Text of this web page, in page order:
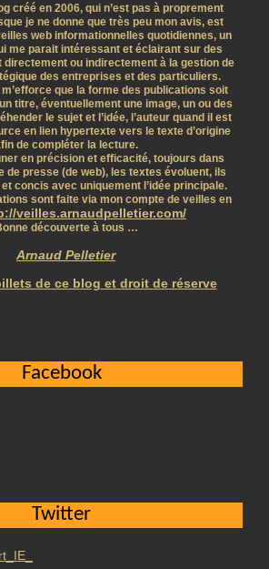
créé en 2006, qui n’est pas à proprement
je ne donne que très peu mon avis, est
web informationnelles quotidiennes, un
me parait intéressant et éclairant sur des
ou indirectement à la gestion de
des entreprises et des particuliers.
que la forme des publications soit
titre, éventuellement une image, un ou des
le sujet et l’idée, l’auteur quand il est
en lien hypertexte vers le texte d’origine
de compléter la lecture.
en précision et efficacité, toujours dans
de presse (de web), les textes évoluent, ils
concis avec uniquement l’idée principale.
sont faite via mon compte de veilles en
veilles.arnaudpelletier.com/
découverte à tous …
Arnaud Pelletier
de ce blog et droit de réserve
Facebook
Twitter